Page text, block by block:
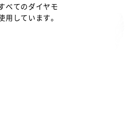
べてのダイヤモ
しています。